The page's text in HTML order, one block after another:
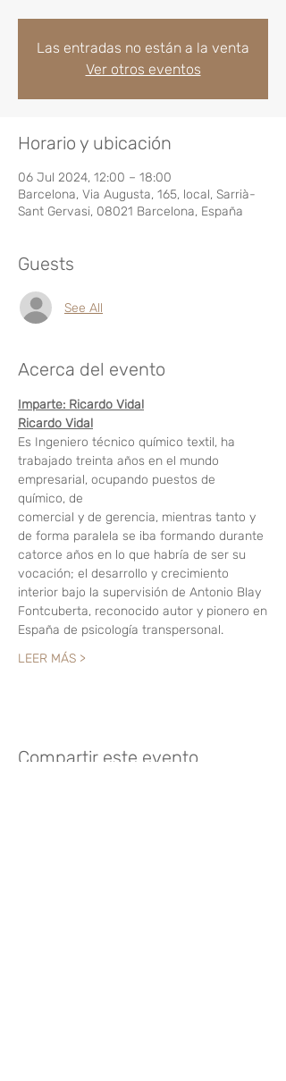
Las entradas no están a la venta
Ver otros eventos
Horario y ubicación
06 Jul 2024, 12:00 – 18:00
Barcelona, Via Augusta, 165, local, Sarrià-
Sant Gervasi, 08021 Barcelona, España
Guests
See All
Acerca del evento
Imparte: Ricardo Vidal
Ricardo Vidal
Es Ingeniero técnico químico textil, ha
trabajado treinta años en el mundo
empresarial, ocupando puestos de
químico, de
comercial y de gerencia, mientras tanto y
de forma paralela se iba formando durante
catorce años en lo que habría de ser su
vocación; el desarrollo y crecimiento
interior bajo la supervisión de Antonio Blay
Fontcuberta, reconocido autor y pionero en
España de psicología transpersonal.
LEER MÁS >
Compartir este evento